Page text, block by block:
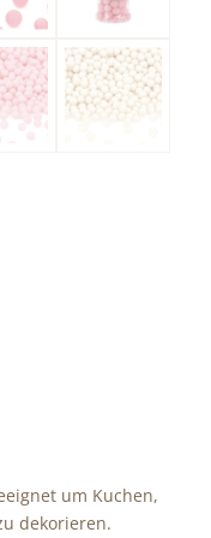
um Kuchen,
dekorieren.